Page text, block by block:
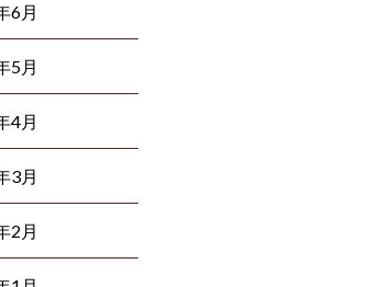
6月
5月
4月
3月
2月